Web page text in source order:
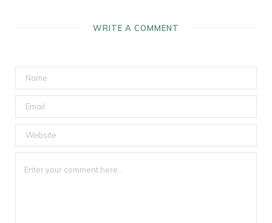
WRITE A COMMENT